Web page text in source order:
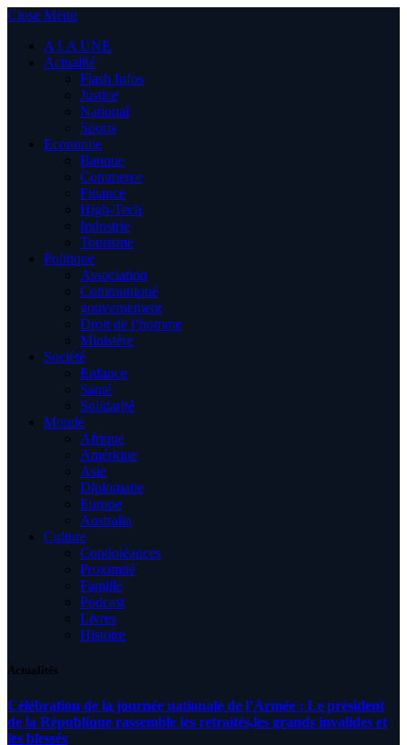
Close Menu
A LA UNE
Actualité
Flash Infos
Justice
National
Sports
Economie
Banque
Commerce
Finance
High-Tech
Industrie
Tourisme
Politique
Association
Communiqué
gouvernement
Droit de l’homme
Ministère
Société
Enfance
Santé
Solidarité
Monde
Afrique
Amérique
Asie
Diplomatie
Europe
Australia
Culture
Condoléances
Proximité
Famille
Podcast
Livres
Histoire
Actualités
Célébration de la journée nationale de l’Armée : Le président
de la République rassemble les retraités,les grands invalides et
les blessés